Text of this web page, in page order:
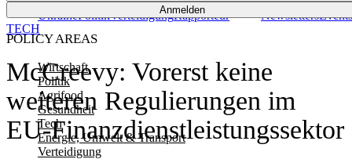
Anmelden
POLICY AREAS
Wirtschaft
Politik
Agrifood
Gesundheit
Tech
Energie, Umwelt & Transport
Verteidigung
UkrainePolitikVerteidigungRapporteur NewslettersEvents
McCreevy: Vorerst keine
weiteren Regulierungen im
EU-Finanzdienstleistungssektor
TECH